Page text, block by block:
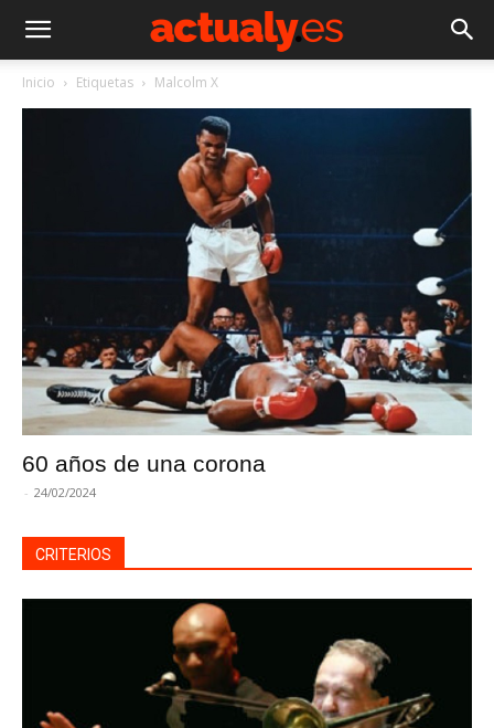
Inicio Etiquetas Malcolm X
60 años de una corona
- 24/02/2024
CRITERIOS